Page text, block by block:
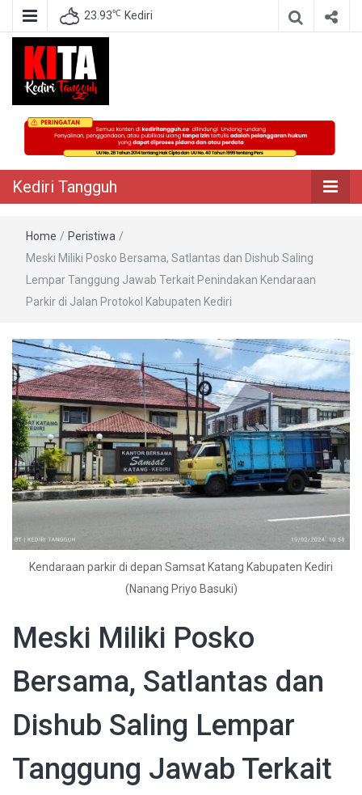
23.93℃ Kediri
Kediri Tangguh
Berita Akurat Terpercaya
Kediri Tangguh
Home / Peristiwa /
Meski Miliki Posko Bersama, Satlantas dan Dishub Saling
Lempar Tanggung Jawab Terkait Penindakan Kendaraan
Parkir di Jalan Protokol Kabupaten Kediri
Kendaraan parkir di depan Samsat Katang Kabupaten Kediri
(Nanang Priyo Basuki)
Meski Miliki Posko
Bersama, Satlantas dan
Dishub Saling Lempar
Tanggung Jawab Terkait